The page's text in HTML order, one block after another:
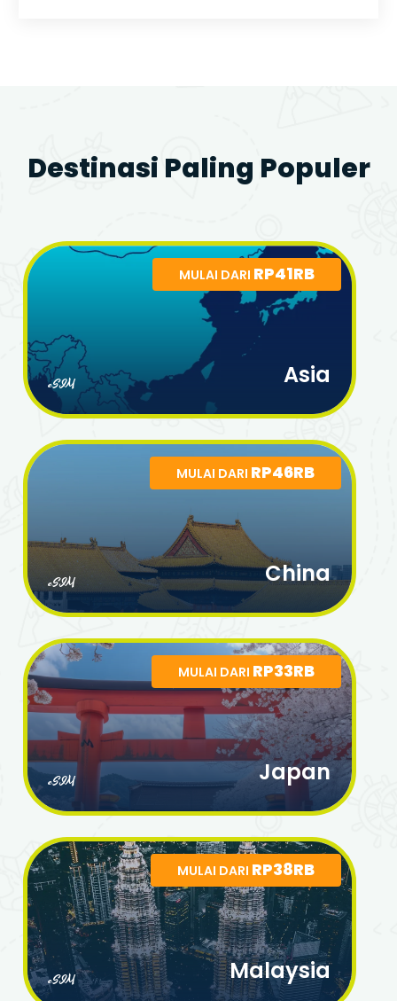
Destinasi Paling Populer
MULAI DARI RP41RB
eSIM Asia
MULAI DARI RP46RB
eSIM China
MULAI DARI RP33RB
eSIM Japan
MULAI DARI RP38RB
eSIM Malaysia